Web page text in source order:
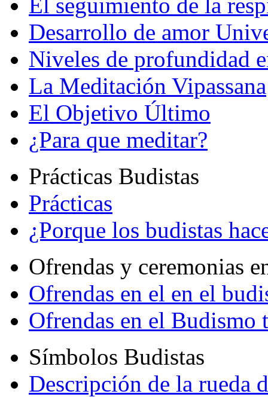
Desarrollo de amor
Niveles de profundidad
La Meditación Vipassana
El Objetivo Último
¿Para que meditar?
Prácticas Budistas
Prácticas
¿Porque los budistas
Ofrendas y ceremonias
Ofrendas en el en el
Ofrendas en el Budismo
Símbolos Budistas
Descripción de la rueda